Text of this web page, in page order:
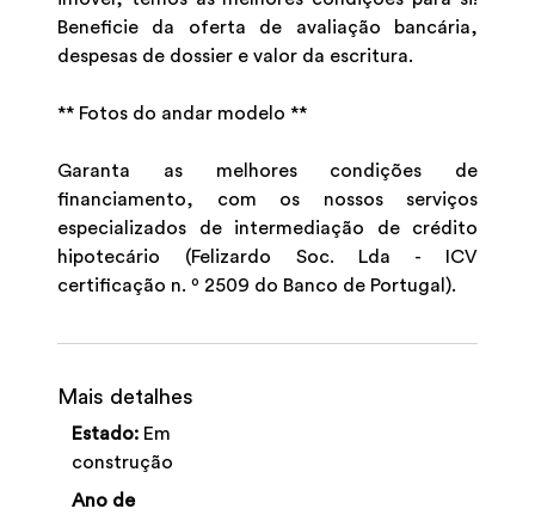
Beneficie da oferta de avaliação bancária,
despesas de dossier e valor da escritura.
** Fotos do andar modelo **
Garanta as melhores condições de
financiamento, com os nossos serviços
especializados de intermediação de crédito
hipotecário (Felizardo Soc. Lda - ICV
certificação n. º 2509 do Banco de Portugal).
Mais detalhes
Estado: Em
construção
Ano de